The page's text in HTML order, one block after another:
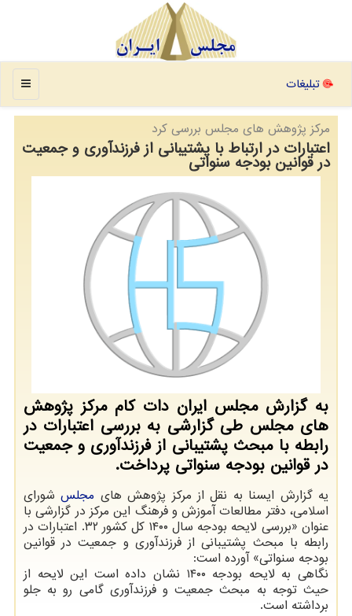
منو تبلیغات
مركز پژوهش های مجلس بررسی كرد
اعتبارات در ارتباط با پشتیبانی از فرزندآوری و جمعیت
در قوانین بودجه سنواتی
به گزارش مجلس ایران دات کام مرکز پژوهش
های مجلس طی گزارشی به بررسی اعتبارات در
رابطه با مبحث پشتیبانی از فرزندآوری و جمعیت
در قوانین بودجه سنواتی پرداخت.
یه گزارش ایسنا به نقل از مرکز پژوهش های مجلسشورای
اسلامی، دفتر مطالعات آموزش و فرهنگ این مرکز در گزارشی با
عنوان «بررسی لایحه بودجه سال ۱۴۰۰ کل کشور ۳۲. اعتبارات در
رابطه با مبحث پشتیبانی از فرزندآوری و جمعیت در قوانین
بودجه سنواتی» آورده است:
نگاهی به لایحه بودجه ۱۴۰۰ نشان داده است این لایحه از
حیث توجه به مبحث جمعیت و فرزندآوری گامی رو به جلو
برداشته است.